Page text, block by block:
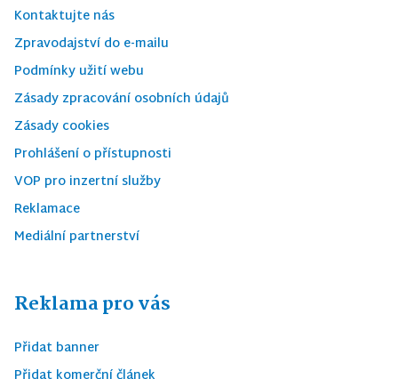
Kontaktujte nás
Zpravodajství do e-mailu
Podmínky užití webu
Zásady zpracování osobních údajů
Zásady cookies
Prohlášení o přístupnosti
VOP pro inzertní služby
Reklamace
Mediální partnerství
Reklama pro vás
Přidat banner